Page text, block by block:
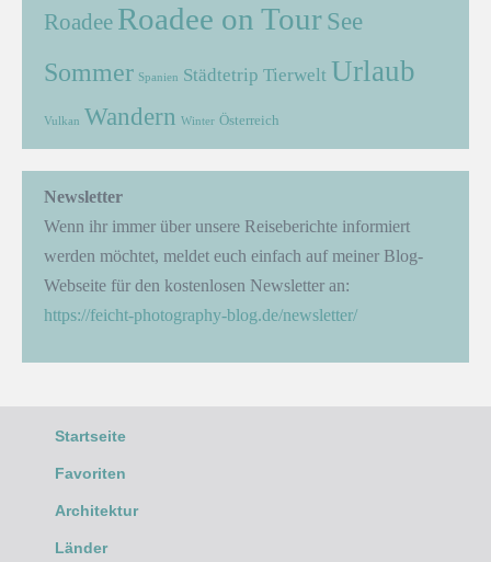
Roadee Roadee on Tour See
Sommer Spanien Städtetrip Tierwelt Urlaub
Vulkan Wandern Winter Österreich
Newsletter
Wenn ihr immer über unsere Reiseberichte informiert
werden möchtet, meldet euch einfach auf meiner Blog-
Webseite für den kostenlosen Newsletter an:
https://feicht-photography-blog.de/newsletter/
Startseite
Favoriten
Architektur
Länder